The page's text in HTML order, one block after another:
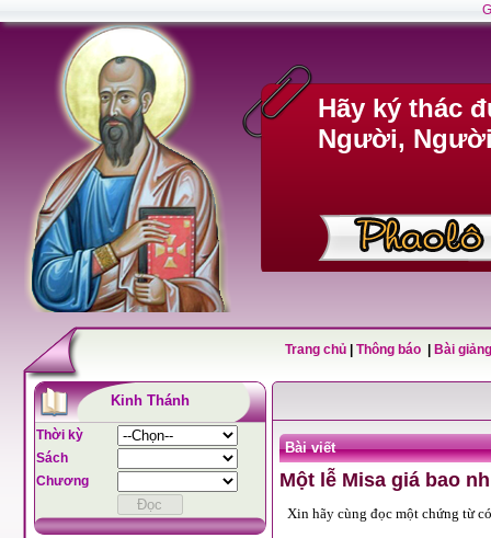
Hãy ký thác
Người,
Trang chủ Thông báo Bài
Kinh Thánh
Thời kỳ
Sách
Chương
Bài viết
Một lễ Misa giá bao
Xin hãy cùng đọc một chứng từ